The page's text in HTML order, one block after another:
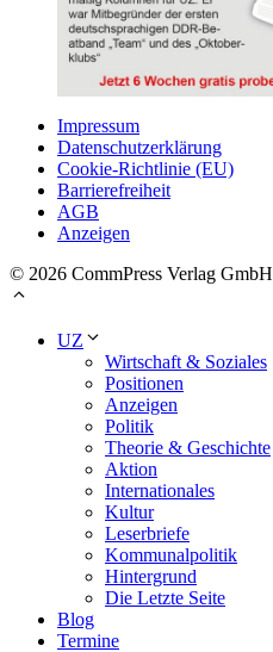
Impressum
Datenschutzerklärung
Cookie-Richtlinie (EU)
Barrierefreiheit
AGB
Anzeigen
© 2026 CommPress Verlag GmbH
UZ
Wirtschaft & Soziales
Positionen
Anzeigen
Politik
Theorie & Geschichte
Aktion
Internationales
Kultur
Leserbriefe
Kommunalpolitik
Hintergrund
Die Letzte Seite
Blog
Termine